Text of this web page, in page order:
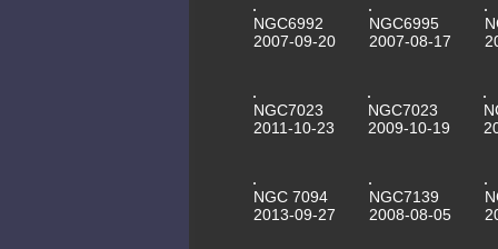
NGC6992
2007-09-20
NGC6995
2007-08-17
NGC7023
2011-10-23
NGC7023
2009-10-19
NGC 7094
2013-09-27
NGC7139
2008-08-05